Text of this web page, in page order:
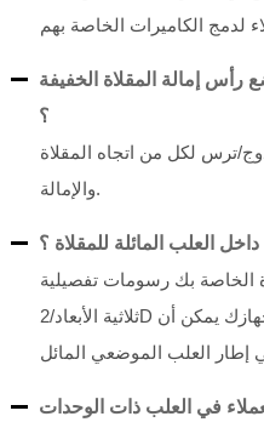
إمالة المقلاة الخفيفة
؟
ترس لكل من اتجاه المقلاة
والإمالة.
العلب المائلة للمقلاة ؟
الخاصة بك رسومات تفصيلية
ثلاثية الأبعاد/2D معنا للتقييم لمعرفة ما إذا كان جهازك يمكن أن
في العلب ذات الوحدات